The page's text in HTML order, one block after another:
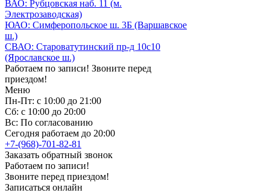
ВАО: Рубцовская наб. 11 (м.
Электрозаводская)
ЮАО: Симферопольское ш. 3Б (Варшавское
ш.)
СВАО: Староватутинский пр-д 10с10
(Ярославское ш.)
Работаем по записи! Звоните перед
приездом!
Меню
Пн-Пт: с 10:00 до 21:00
Сб: с 10:00 до 20:00
Вс: По согласованию
Сегодня работаем до 20:00
+7-(968)-701-82-81
Заказать обратный звонок
Работаем по записи!
Звоните перед приездом!
Записаться онлайн